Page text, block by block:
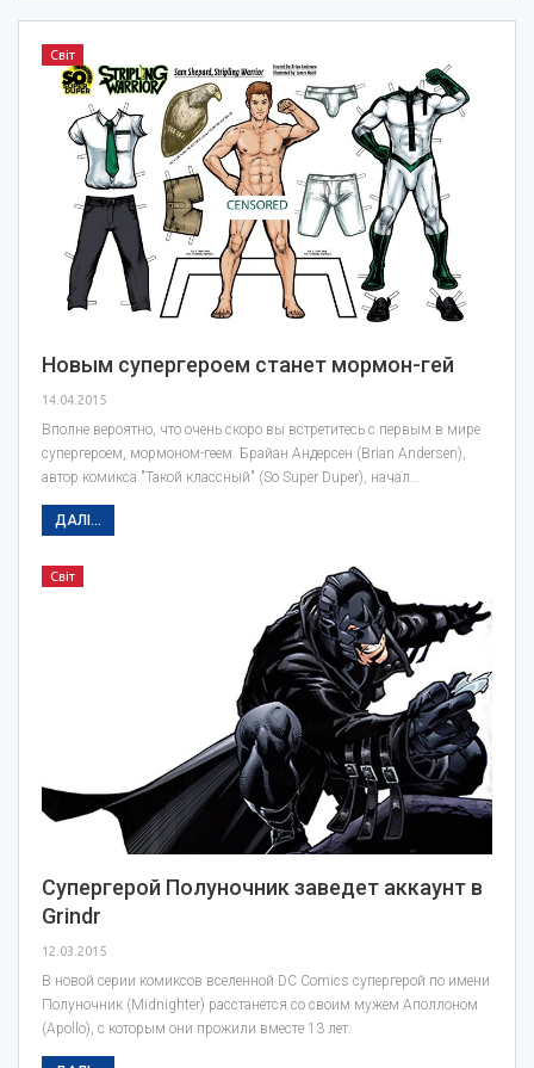
Світ
Новым супергероем станет мормон-гей
14.04.2015
Вполне вероятно, что очень скоро вы встретитесь с первым в мире
супергероем, мормоном-геем. Брайан Андерсен (Brian Andersen),
автор комикса "Такой классный" (So Super Duper), начал…
ДАЛІ...
Світ
Супергерой Полуночник заведет аккаунт в
Grindr
12.03.2015
В новой серии комиксов вселенной DC Comics супергерой по имени
Полуночник (Midnighter) расстанется со своим мужем Аполлоном
(Apollo), с которым они прожили вместе 13 лет.